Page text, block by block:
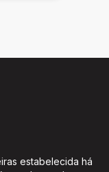
estabelecida há